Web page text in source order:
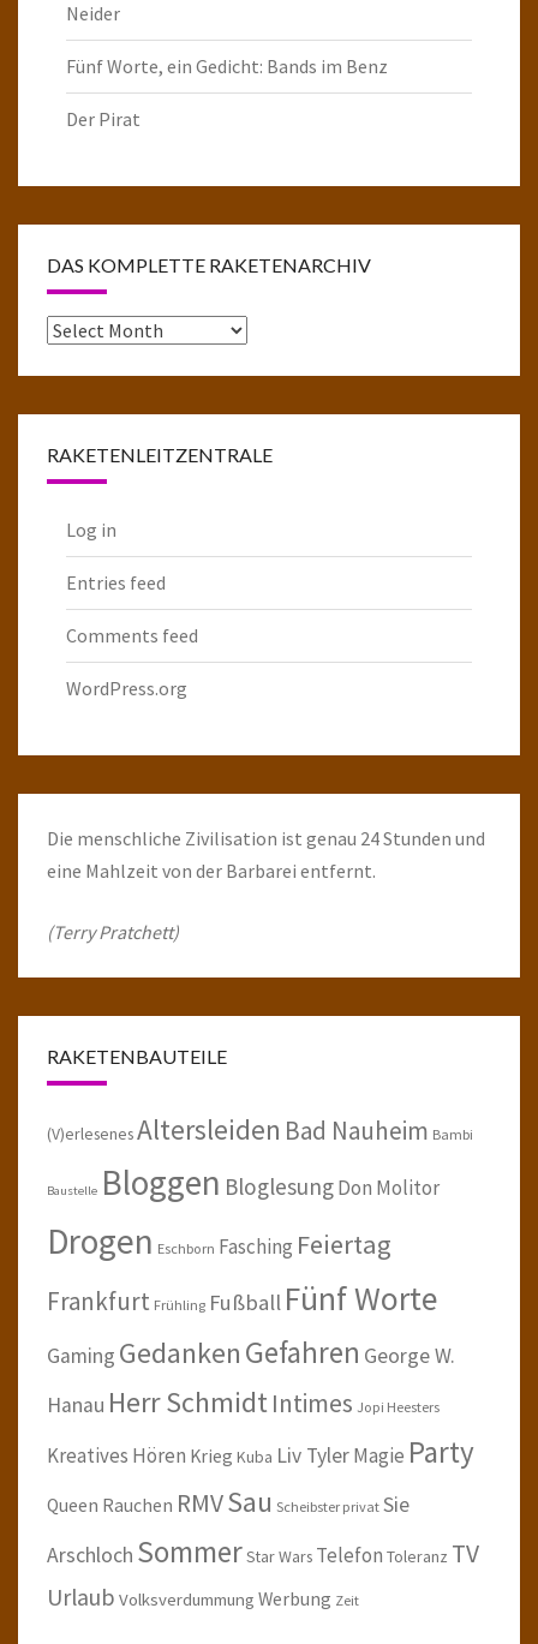
Neider
Fünf Worte, ein Gedicht: Bands im Benz
Der Pirat
DAS KOMPLETTE RAKETENARCHIV
Das
RAKETENLEITZENTRALE
Log in
Entries feed
Comments feed
WordPress.org
Die menschliche Zivilisation ist genau 24 Stunden und
eine Mahlzeit von der Barbarei entfernt.
(Terry Pratchett)
RAKETENBAUTEILE
(V)erlesenesAltersleiden Bad Nauheim Bambi
Baustelle Bloggen BloglesungDon Molitor
Drogen Eschborn Fasching Feiertag
Frankfurt Frühling Fußball Fünf Worte
Gaming GedankenGefahren George W.
Hanau Herr SchmidtIntimes Jopi Heesters
Kreatives Hören Krieg Kuba Liv TylerMagie Party
Queen Rauchen RMVSau Scheibster privat Sie
Arschloch SommerStar Wars Telefon Toleranz TV
Urlaub Volksverdummung Werbung Zeit